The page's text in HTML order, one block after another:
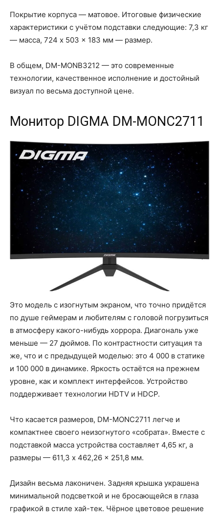
Покрытие корпуса — матовое. Итоговые физические
характеристики с учётом подставки следующие: 7,3 кг
— масса, 724 x 503 x 183 мм — размер.
В общем, DM-MONB3212 — это современные
технологии, качественное исполнение и достойный
визуал по весьма доступной цене.
Монитор DIGMA DM-MONC2711
Это модель с изогнутым экраном, что точно придётся
по душе геймерам и любителям с головой погрузиться
в атмосферу какого-нибудь хоррора. Диагональ уже
меньше — 27 дюймов. По контрастности ситуация та
же, что и с предыдущей моделью: это 4 000 в статике
и 100 000 в динамике. Яркость остаётся на прежнем
уровне, как и комплект интерфейсов. Устройство
поддерживает технологии HDTV и HDCP.
Что касается размеров, DM-MONC2711 легче и
компактнее своего неизогнутого «собрата». Вместе с
подставкой масса устройства составляет 4,65 кг, а
размеры — 611,3 x 462,26 x 251,8 мм.
Дизайн весьма лаконичен. Задняя крышка украшена
минимальной подсветкой и не бросающейся в глаза
графикой в стиле хай-тек. Чёрное цветовое решение